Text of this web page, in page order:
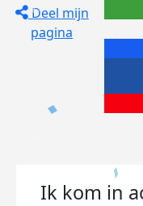
Deel mijn
pagina
Ik kom in